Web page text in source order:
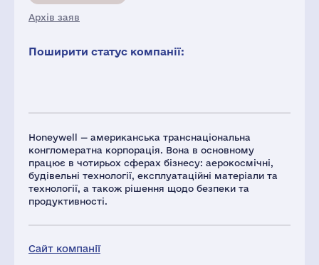
Honeywell — американська транснаціональна
конгломератна корпорація. Вона в основному
працює в чотирьох сферах бізнесу: аерокосмічні,
будівельні технології, експлуатаційні матеріали та
технології, а також рішення щодо безпеки та
продуктивності.
Сайт компанії
Архів заяв
Поширити статус компанії: